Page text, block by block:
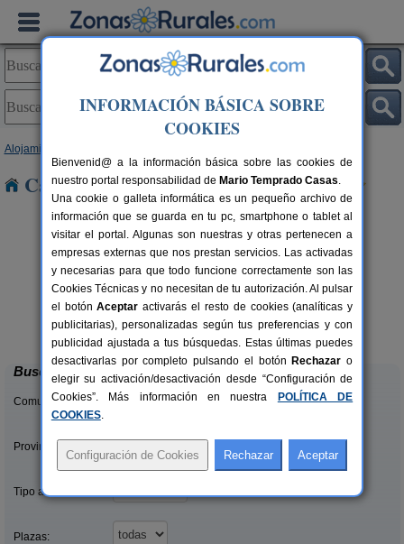
Alojamientos
Casas Rurales cerca de Rotova
6+2 pers.
desde50 €
La Casa del Lago
Anna (Valencia)
Buscar
Comunidades:
Provincias/Islas:
Tipo alquiler:
Plazas:
INFORMACIÓN BÁSICA SOBRE
COOKIES
Bienvenid@ a la información básica sobre las cookies de
nuestro portal responsabilidad de Mario Temprado Casas.
Una cookie o galleta informática es un pequeño archivo de
información que se guarda en tu pc, smartphone o tablet al
visitar el portal. Algunas son nuestras y otras pertenecen a
empresas externas que nos prestan servicios. Las activadas
y necesarias para que todo funcione correctamente son las
Cookies Técnicas y no necesitan de tu autorización. Al pulsar
el botónAceptar activarás el resto de cookies (analíticas y
publicitarias), personalizadas según tus preferencias y con
publicidad ajustada a tus búsquedas. Estas últimas puedes
desactivarlas por completo pulsando el botón Rechazar o
elegir su activación/desactivación desde “Configuración de
Cookies”. Más información en nuestra
POLÍTICA DE
COOKIES.